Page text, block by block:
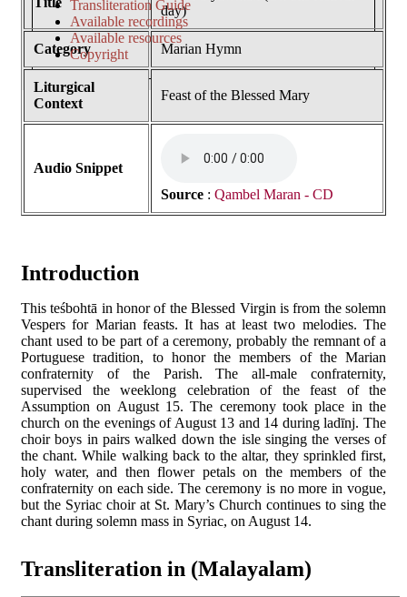
Transliteration Guide
Available recordings
Available resources
Copyright
day)
Category Marian Hymn
Liturgical
Context
Feast of the Blessed Mary
Audio Snippet
Source : Qambel Maran - CD
Introduction
This teśbohtā in honor of the Blessed Virgin is from the solemn
Vespers for Marian feasts. It has at least two melodies. The
chant used to be part of a ceremony, probably the remnant of a
Portuguese tradition, to honor the members of the Marian
confraternity of the Parish. The all-male confraternity,
supervised the weeklong celebration of the feast of the
Assumption on August 15. The ceremony took place in the
church on the evenings of August 13 and 14 during ladīnj. The
choir boys in pairs walked down the isle singing the verses of
the chant. While walking back to the altar, they sprinkled first,
holy water, and then flower petals on the members of the
confraternity on each side. The ceremony is no more in vogue,
but the Syriac choir at St. Mary’s Church continues to sing the
chant during solemn mass in Syriac, on August 14.
Transliteration in (Malayalam)